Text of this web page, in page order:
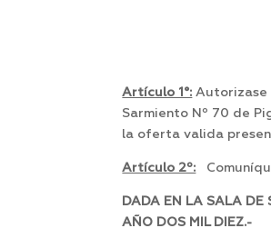
Artículo 1°: Autorizase
Sarmiento Nº 70 de
la oferta valida
Artículo 2º:
DADA EN LA SALA DE
AÑO DOS MIL DIEZ.-